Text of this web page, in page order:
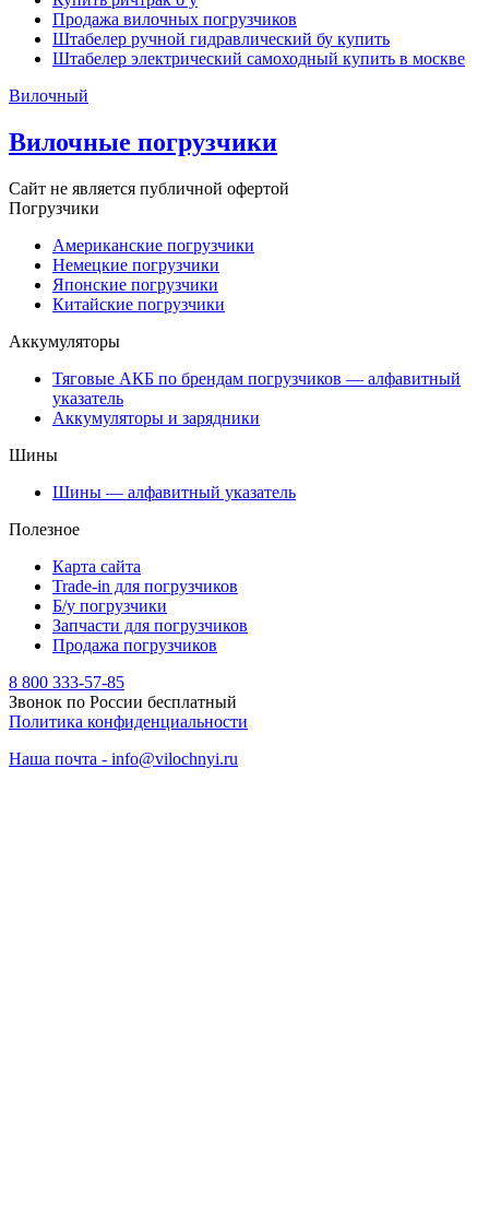
Продажа вилочных погрузчиков
Штабелер ручной гидравлический бу купить
Штабелер электрический самоходный купить в москве
Вилочный
Вилочные погрузчики
Сайт не является публичной офертой
Погрузчики
Американские погрузчики
Немецкие погрузчики
Японские погрузчики
Китайские погрузчики
Аккумуляторы
Тяговые АКБ по брендам погрузчиков — алфавитный
указатель
Аккумуляторы и зарядники
Шины
Шины — алфавитный указатель
Полезное
Карта сайта
Trade-in для погрузчиков
Б/у погрузчики
Запчасти для погрузчиков
Продажа погрузчиков
8 800 333-57-85
Звонок по России бесплатный
Политика конфиденциальности
Наша почта - info@vilochnyi.ru